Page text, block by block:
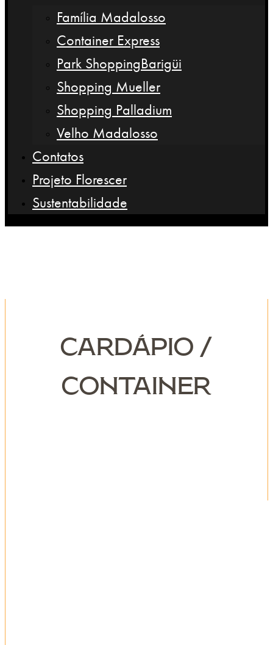
Família Madalosso
Container Express
Park ShoppingBarigüi
Shopping Mueller
Shopping Palladium
Velho Madalosso
Contatos
Projeto Florescer
Sustentabilidade
Cardápio /
Container